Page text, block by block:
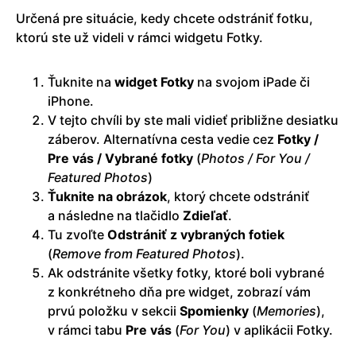
Určená pre situácie, kedy chcete odstrániť fotku,
ktorú ste už videli v rámci widgetu Fotky.
Ťuknite na widget Fotky na svojom iPade či
iPhone.
V tejto chvíli by ste mali vidieť približne desiatku
záberov. Alternatívna cesta vedie cez Fotky /
Pre vás / Vybrané fotky (Photos / For You /
Featured Photos)
Ťuknite na obrázok, ktorý chcete odstrániť
a následne na tlačidlo Zdieľať.
Tu zvoľte Odstrániť z vybraných fotiek
(Remove from Featured Photos).
Ak odstránite všetky fotky, ktoré boli vybrané
z konkrétneho dňa pre widget, zobrazí vám
prvú položku v sekcii Spomienky (Memories),
v rámci tabu Pre vás (For You) v aplikácii Fotky.